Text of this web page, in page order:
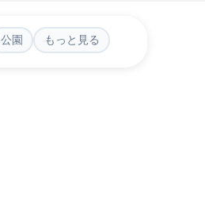
公園 もっと見る